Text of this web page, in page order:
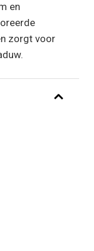
en
zorgt voor